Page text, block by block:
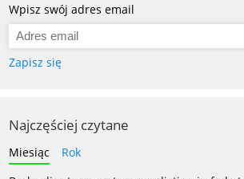
Wpisz swój adres email
Zapisz się
Najczęściej czytane
Miesiąc
Rok